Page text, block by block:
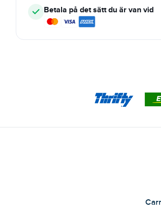
Betala på det sätt du är van vid